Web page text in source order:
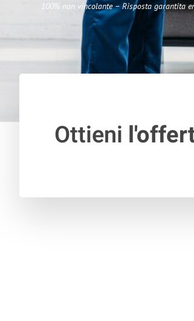
100% non vincolante – Risposta garantita
Ottieni